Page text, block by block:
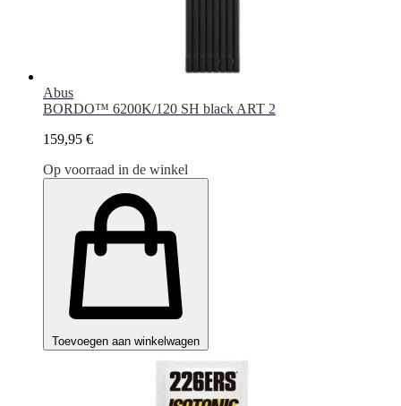
Abus
BORDO™ 6200K/120 SH black ART 2
159,95 €
Op voorraad in de winkel
Toevoegen aan winkelwagen